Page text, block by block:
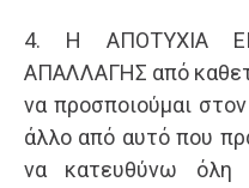
4. Η ΑΠΟΤΥΧΙΑ
ΑΠΑΛΛΑΓΗΣ από
να προσποιούμαι
άλλο από αυτό που
να κατευθύνω όλη